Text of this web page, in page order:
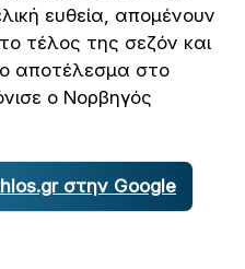
ευθεία, απομένουν
τέλος της σεζόν και
αποτέλεσμα στο
ο Νορβηγός
στην Google